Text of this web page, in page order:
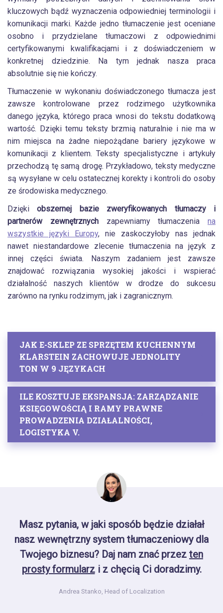
kluczowych bądź wyznaczenia odpowiedniej terminologii i
komunikacji marki. Każde jedno tłumaczenie jest oceniane
osobno i przydzielane tłumaczowi z odpowiednimi
certyfikowanymi kwalifikacjami i z doświadczeniem w
konkretnej dziedzinie. Na tym jednak nasza praca
absolutnie się nie kończy.
Tłumaczenie w wykonaniu doświadczonego tłumacza jest
zawsze kontrolowane przez rodzimego użytkownika
danego języka, którego praca wnosi do tekstu dodatkową
wartość. Dzięki temu teksty brzmią naturalnie i nie ma w
nim miejsca na żadne niepożądane bariery językowe w
komunikacji z klientem. Teksty specjalistyczne i artykuły
przechodzą tę samą drogę. Przykładowo, teksty medyczne
są wysyłane w celu ostatecznej korekty i kontroli do osoby
ze środowiska medycznego.
Dziękiobszernej bazie zweryfikowanych tłumaczy i
partnerów zewnętrznychzapewniamy tłumaczenia na
wszystkie języki Europy, nie zaskoczyłoby nas jednak
nawet niestandardowe zlecenie tłumaczenia na język z
innej części świata. Naszym zadaniem jest zawsze
znajdować rozwiązania wysokiej jakości i wspierać
działalność naszych klientów w drodze do sukcesu
zarówno na rynku rodzimym, jak i zagranicznym.
JAK E-SKLEP ZE SPRZĘTEM KUCHENNYM
KLARSTEIN ZACHOWUJE JEDNOLITY
TON W 9 JĘZYKACH
ILE KOSZTUJE EKSPANSJA: ZARZĄDZANIE
KSIĘGOWOŚCIĄ I RAMY PRAWNE
PROWADZENIA DZIAŁALNOŚCI,
LOGISTYKA V.
Masz pytania, w jaki sposób będzie działał
nasz wewnętrzny system tłumaczeniowy dla
Twojego biznesu? Daj nam znać przez ten
prosty formularzi z chęcią Ci doradzimy.
Andrea Stanko, Head of Localization